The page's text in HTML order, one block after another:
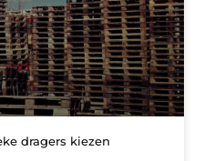
dragers kiezen